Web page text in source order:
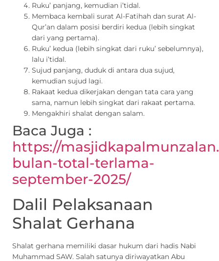
Ruku’ panjang, kemudian i’tidal.
Membaca kembali surat Al-Fatihah dan surat Al-
Qur’an dalam posisi berdiri kedua (lebih singkat
dari yang pertama).
Ruku’ kedua (lebih singkat dari ruku’ sebelumnya),
lalu i’tidal.
Sujud panjang, duduk di antara dua sujud,
kemudian sujud lagi.
Rakaat kedua dikerjakan dengan tata cara yang
sama, namun lebih singkat dari rakaat pertama.
Mengakhiri shalat dengan salam.
Baca Juga :
https://
bulan-total-terlama-
september-2025/
Dalil Pelaksanaan
Shalat Gerhana
Shalat gerhana memiliki dasar hukum dari hadis Nabi
Muhammad SAW. Salah satunya diriwayatkan Abu